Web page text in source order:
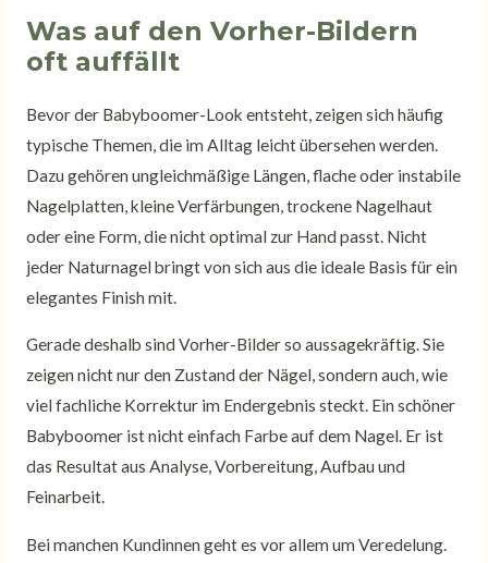
Was auf den Vorher-Bildern
oft auffällt
Bevor der Babyboomer-Look entsteht, zeigen sich häufig
typische Themen, die im Alltag leicht übersehen werden.
Dazu gehören ungleichmäßige Längen, flache oder instabile
Nagelplatten, kleine Verfärbungen, trockene Nagelhaut
oder eine Form, die nicht optimal zur Hand passt. Nicht
jeder Naturnagel bringt von sich aus die ideale Basis für ein
elegantes Finish mit.
Gerade deshalb sind Vorher-Bilder so aussagekräftig. Sie
zeigen nicht nur den Zustand der Nägel, sondern auch, wie
viel fachliche Korrektur im Endergebnis steckt. Ein schöner
Babyboomer ist nicht einfach Farbe auf dem Nagel. Er ist
das Resultat aus Analyse, Vorbereitung, Aufbau und
Feinarbeit.
Bei manchen Kundinnen geht es vor allem um Veredelung.